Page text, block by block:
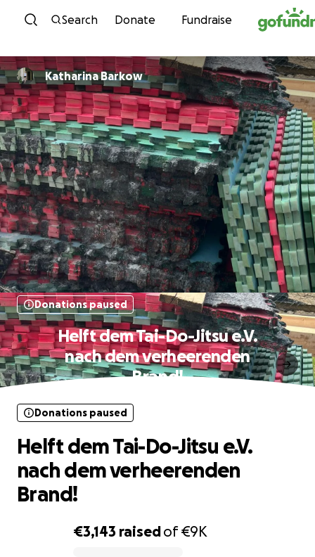
Skip to content
Search Donate Fundraise
Katharina Barkow
Donations paused
Helft dem Tai-Do-Jitsu e.V.
nach dem verheerenden
Brand!
€3,143 raisedof€9K
Donations paused
Helft dem Tai-Do-Jitsu e.V.
nach dem verheerenden
Brand!